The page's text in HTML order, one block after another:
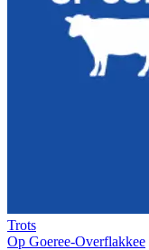
Trots
Op Goeree-Overflakkee